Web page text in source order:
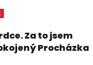
Za to jsem
Procházka